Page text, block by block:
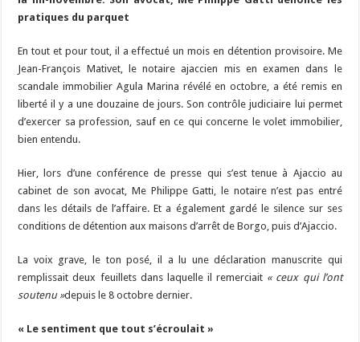
o
k
at
k
r
t
pratiques du parquet
En tout et pour tout, il a effectué un mois en détention provisoire. Me
Jean-François Mativet, le notaire ajaccien mis en examen dans le
scandale immobilier Agula Marina révélé en octobre, a été remis en
liberté il y a une douzaine de jours. Son contrôle judiciaire lui permet
d’exercer sa profession, sauf en ce qui concerne le volet immobilier,
bien entendu.
Hier, lors d’une conférence de presse qui s’est tenue à Ajaccio au
cabinet de son avocat, Me Philippe Gatti, le notaire n’est pas entré
dans les détails de l’affaire. Et a également gardé le silence sur ses
conditions de détention aux maisons d’arrêt de Borgo, puis d’Ajaccio.
La voix grave, le ton posé, il a lu une déclaration manuscrite qui
remplissait deux feuillets dans laquelle il remerciait « ceux qui l’ont
soutenu »depuis le 8 octobre dernier.
« Le sentiment que tout s’écroulait »